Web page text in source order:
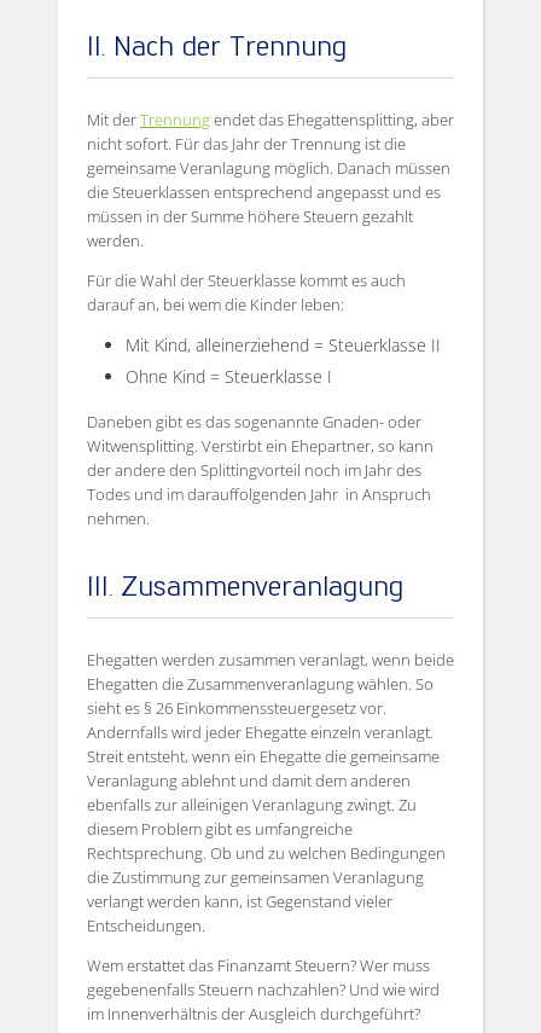
II. Nach der Trennung
Mit derTrennungendet das Ehegattensplitting, aber
nicht sofort. Für das Jahr der Trennung ist die
gemeinsame Veranlagung möglich. Danach müssen
die Steuerklassen entsprechend angepasst und es
müssen in der Summe höhere Steuern gezahlt
werden.
Für die Wahl der Steuerklasse kommt es auch
darauf an, bei wem die Kinder leben:
Mit Kind, alleinerziehend = Steuerklasse II
Ohne Kind = Steuerklasse I
Daneben gibt es das sogenannte Gnaden- oder
Witwensplitting. Verstirbt ein Ehepartner, so kann
der andere den Splittingvorteil noch im Jahr des
Todes und im darauffolgenden Jahr in Anspruch
nehmen.
III. Zusammenveranlagung
Ehegatten werden zusammen veranlagt, wenn beide
Ehegatten die Zusammenveranlagung wählen. So
sieht es § 26 Einkommenssteuergesetz vor.
Andernfalls wird jeder Ehegatte einzeln veranlagt.
Streit entsteht, wenn ein Ehegatte die gemeinsame
Veranlagung ablehnt und damit dem anderen
ebenfalls zur alleinigen Veranlagung zwingt. Zu
diesem Problem gibt es umfangreiche
Rechtsprechung. Ob und zu welchen Bedingungen
die Zustimmung zur gemeinsamen Veranlagung
verlangt werden kann, ist Gegenstand vieler
Entscheidungen.
Wem erstattet das Finanzamt Steuern? Wer muss
gegebenenfalls Steuern nachzahlen? Und wie wird
im Innenverhältnis der Ausgleich durchgeführt?